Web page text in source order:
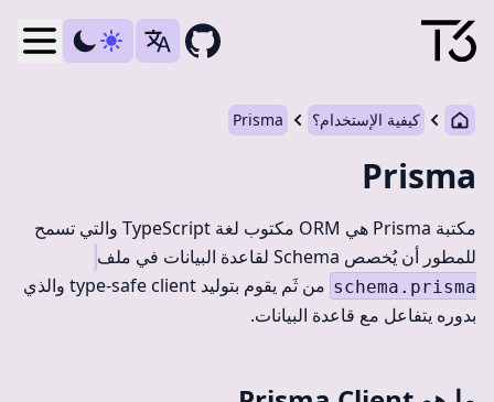
كيفية الإستخدام؟ Prisma
Prisma
مكتبة Prisma هي ORM مكتوب لغة TypeScript والتي تسمح
للمطور أن يُخصص Schema لقاعدة البيانات في ملف
schema.prisma
من ثَم يقوم بتوليد type-safe client والذي
بدوره يتفاعل مع قاعدة البيانات.